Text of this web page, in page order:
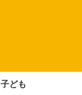
子ども